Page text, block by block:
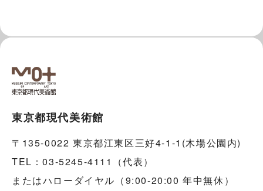
東京都現代美術館
〒135-0022 東京都江東区三好4-1-1(木場公園内)
TEL：03-5245-4111（代表）
またはハローダイヤル（9:00-20:00 年中無休）